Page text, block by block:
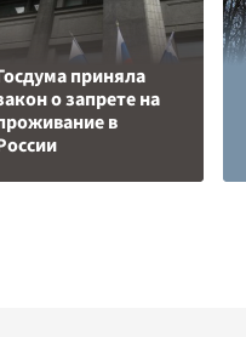
приняла
о запрете на
в